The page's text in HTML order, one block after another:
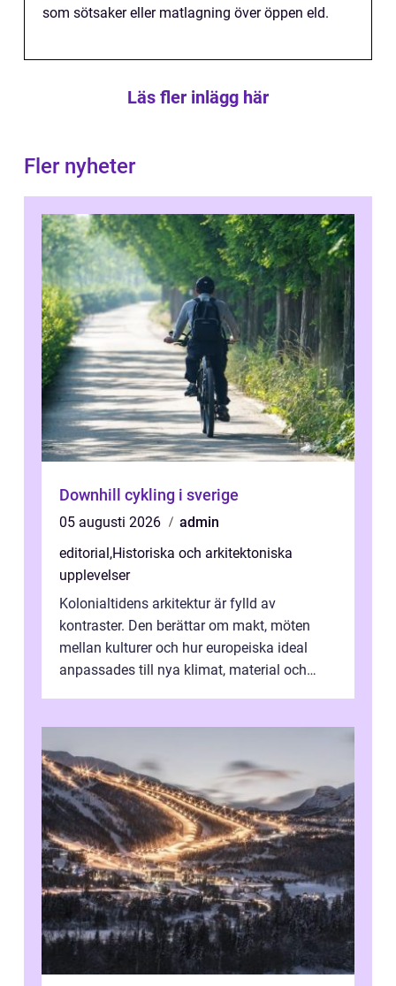
som sötsaker eller matlagning över öppen eld.
Läs fler inlägg här
Fler nyheter
Downhill cykling i sverige
05 augusti 2026
admin
editorial,Historiska och arkitektoniska
upplevelser
Kolonialtidens arkitektur är fylld av
kontraster. Den berättar om makt, möten
mellan kulturer och hur europeiska ideal
anpassades till nya klimat, material och